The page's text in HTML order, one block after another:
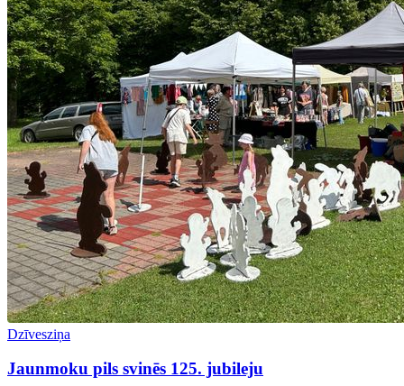
Dzīvesziņa
Jaunmoku pils svinēs 125. jubileju